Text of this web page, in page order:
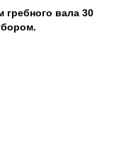
гребного вала 30